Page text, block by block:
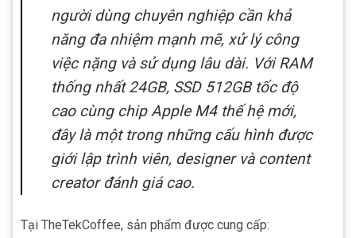
người dùng chuyên nghiệp cần khả
năng đa nhiệm mạnh mẽ, xử lý công
việc nặng và sử dụng lâu dài. Với RAM
thống nhất 24GB, SSD 512GB tốc độ
cao cùng chip Apple M4 thế hệ mới,
đây là một trong những cấu hình được
giới lập trình viên, designer và content
creator đánh giá cao.
Tại TheTekCoffee, sản phẩm được cung cấp: